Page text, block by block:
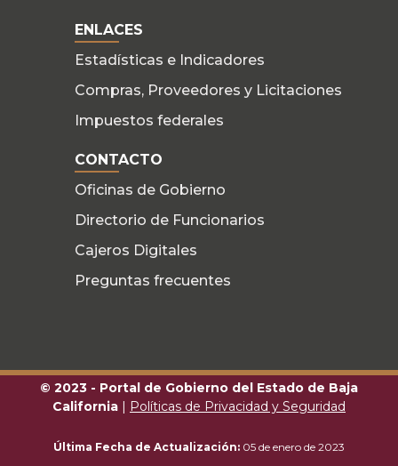
ENLACES
Estadísticas e Indicadores
Compras, Proveedores y Licitaciones
Impuestos federales
CONTACTO
Oficinas de Gobierno
Directorio de Funcionarios
Cajeros Digitales
Preguntas frecuentes
© 2023 - Portal de Gobierno del Estado de Baja
California | Políticas de Privacidad y Seguridad
Última Fecha de Actualización: 05 de enero de 2023